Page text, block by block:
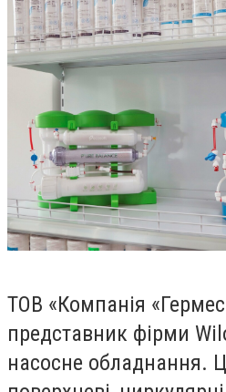
ТОВ «Компанія
представник фірми
насосне обладнання.